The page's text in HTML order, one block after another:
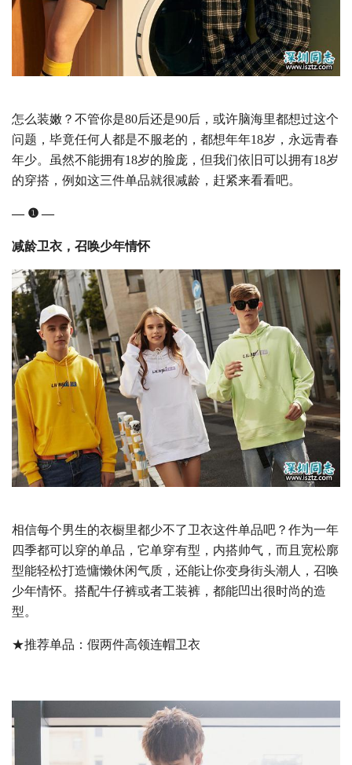
怎么装嫩？不管你是80后还是90后，或许脑海里都想过这个
问题，毕竟任何人都是不服老的，都想年年18岁，永远青春
年少。虽然不能拥有18岁的脸庞，但我们依旧可以拥有18岁
的穿搭，例如这三件单品就很减龄，赶紧来看看吧。
— ❶ —
减龄卫衣，召唤少年情怀
相信每个男生的衣橱里都少不了卫衣这件单品吧？作为一年
四季都可以穿的单品，它单穿有型，内搭帅气，而且宽松廓
型能轻松打造慵懒休闲气质，还能让你变身街头潮人，召唤
少年情怀。搭配牛仔裤或者工装裤，都能凹出很时尚的造
型。
★推荐单品：假两件高领连帽卫衣